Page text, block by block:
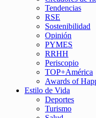
Tendencias
RSE
Sostenibilidad
Opinión
PYMES
RRHH
Periscopio
TOP+América
Awards of
Estilo de Vida
Deportes
Turismo